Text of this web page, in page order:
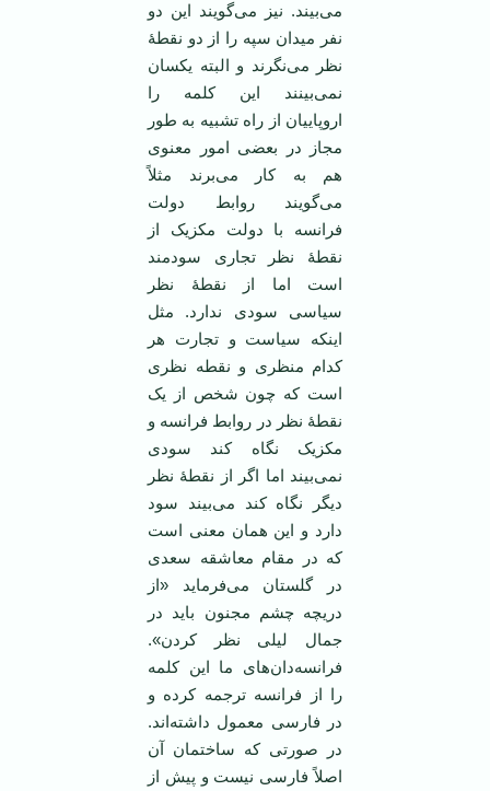
می‌بیند. نیز می‌گویند این دو
نفر میدان سپه را از دو نقطۀ
نظر می‌نگرند و البته یکسان
نمی‌بینند این کلمه را
اروپاییان از راه تشبیه به طور
مجاز در بعضی امور معنوی
هم به کار می‌برند مثلاً
می‌گویند روابط دولت
فرانسه با دولت مکزیک از
نقطۀ نظر تجاری سودمند
است اما از نقطۀ نظر
سیاسی سودی ندارد. مثل
اینکه سیاست و تجارت هر
کدام منظری و نقطه نظری
است که چون شخص از یک
نقطۀ نظر در روابط فرانسه و
مکزیک نگاه کند سودی
نمی‌بیند اما اگر از نقطۀ نظر
دیگر نگاه کند می‌بیند سود
دارد و این‌‌ همان معنی است
که در مقام معاشقه سعدی
در گلستان می‌فرماید «از
دریچه چشم مجنون باید در
جمال لیلی نظر کردن».
فرانسه‌دان‌های ما این کلمه
را از فرانسه ترجمه کرده و
در فارسی معمول داشته‌اند.
در صورتی که ساختمان آن
اصلاً فارسی نیست و پیش از